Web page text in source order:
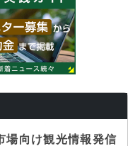
場向け観光情報発信